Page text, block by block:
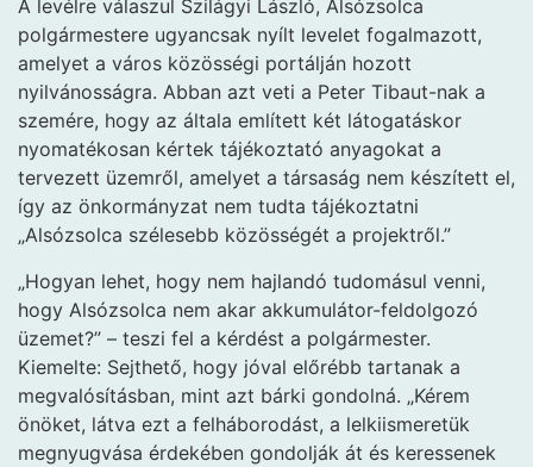
A levélre válaszul Szilágyi László, Alsózsolca
polgármestere ugyancsak nyílt levelet fogalmazott,
amelyet a város közösségi portálján hozott
nyilvánosságra. Abban azt veti a Peter Tibaut-nak a
szemére, hogy az általa említett két látogatáskor
nyomatékosan kértek tájékoztató anyagokat a
tervezett üzemről, amelyet a társaság nem készített el,
így az önkormányzat nem tudta tájékoztatni
„Alsózsolca szélesebb közösségét a projektről.”
„Hogyan lehet, hogy nem hajlandó tudomásul venni,
hogy Alsózsolca nem akar akkumulátor-feldolgozó
üzemet?” – teszi fel a kérdést a polgármester.
Kiemelte: Sejthető, hogy jóval előrébb tartanak a
megvalósításban, mint azt bárki gondolná. „Kérem
önöket, látva ezt a felháborodást, a lelkiismeretük
megnyugvása érdekében gondolják át és keressenek